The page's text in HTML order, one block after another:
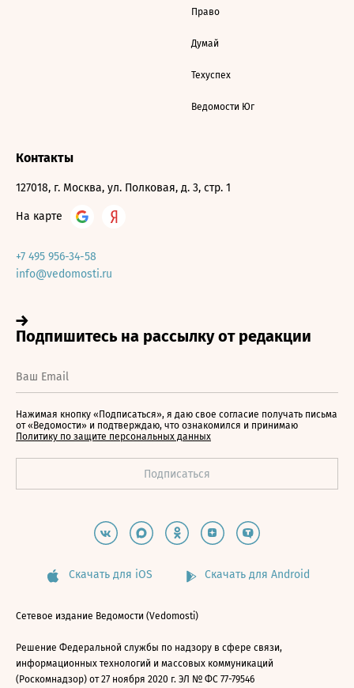
Право
Думай
Техуспех
Ведомости Юг
Контакты
127018, г. Москва, ул. Полковая, д. 3, стр. 1
На карте
+7 495 956-34-58
info@vedomosti.ru
Нажимая кнопку «Подписаться», я даю свое согласие получать письма
от «Ведомости» и подтверждаю, что ознакомился и принимаю
Политику по защите персональных данных
Скачать для iOS Скачать для Android
Сетевое издание Ведомости (Vedomosti)
Решение Федеральной службы по надзору в сфере связи,
информационных технологий и массовых коммуникаций
(Роскомнадзор) от 27 ноября 2020 г. ЭЛ № ФС 77-79546